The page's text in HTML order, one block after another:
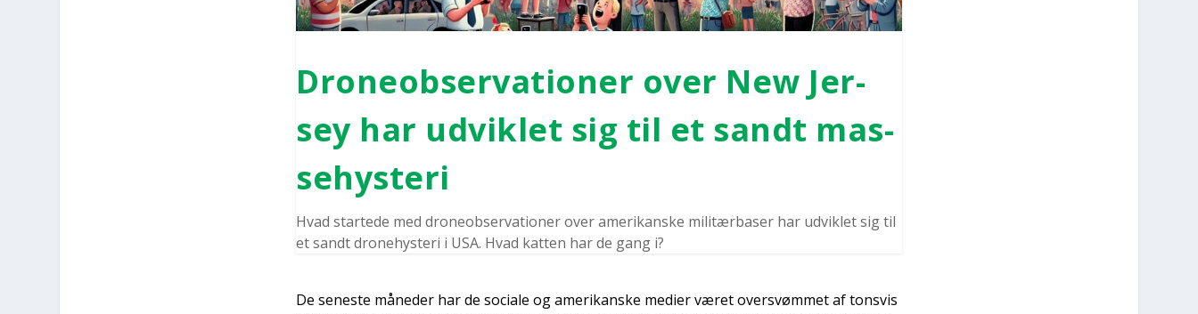
Dro­neob­ser­va­tio­ner over New Jer­
sey har udvik­let sig til et sandt mas­
se­hyste­ri
Hvad star­te­de med dro­neob­ser­va­tio­ner over ame­ri­kan­ske mili­tær­ba­ser har udvik­let sig til
et sandt dro­ne­hyste­ri i USA. Hvad kat­ten har de gang i?
De sene­ste måne­der har de soci­a­le og ame­ri­kan­ske medi­er været over­svøm­met af tons­vis